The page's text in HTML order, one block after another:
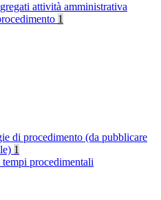
attività amministrativa
1
di procedimento (da pubblicare
1
procedimentali